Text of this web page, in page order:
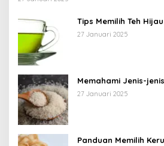
Tips Memilih Teh
27 Januari 2025
Memahami Jenis-
27 Januari 2025
Panduan Memilih